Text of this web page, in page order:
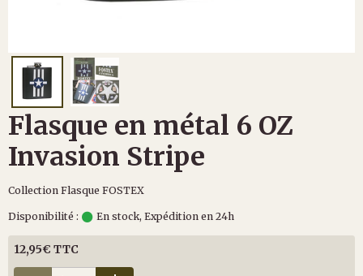
Flasque en métal 6 OZ
Invasion Stripe
Collection Flasque FOSTEX
Disponibilité : En stock, Expédition en 24h
12,95€ TTC